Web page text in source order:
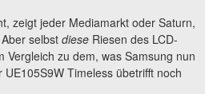
zeigt jeder Mediamarkt oder Saturn,
selbst diese Riesen des LCD-
Vergleich zu dem, was Samsung nun
Timeless übetrifft noch